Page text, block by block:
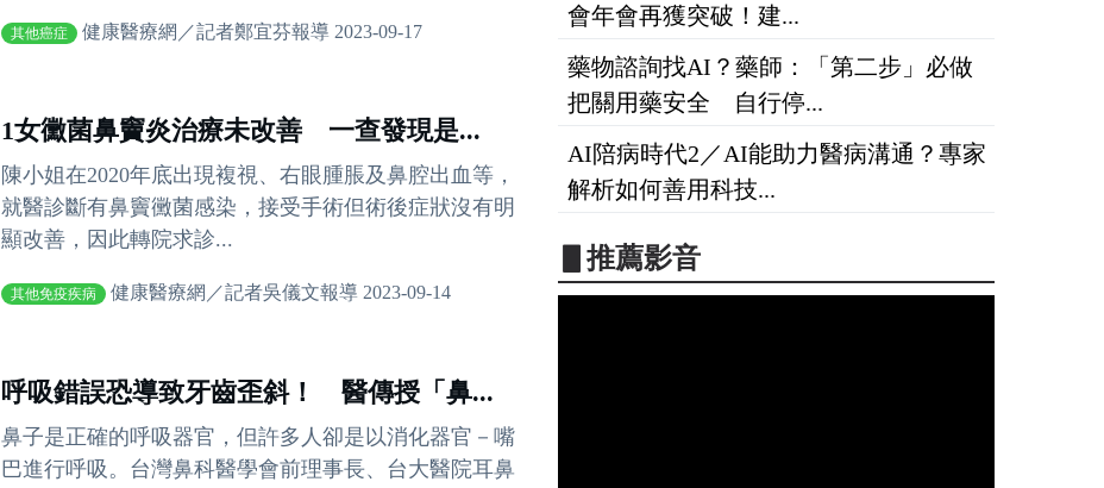
其他癌症 健康醫療網／記者鄭宜芬報導 2023-09-17
1女黴菌鼻竇炎治療未改善 一查發現是...
陳小姐在2020年底出現複視、右眼腫脹及鼻腔出血等，
就醫診斷有鼻竇黴菌感染，接受手術但術後症狀沒有明
顯改善，因此轉院求診...
其他免疫疾病 健康醫療網／記者吳儀文報導 2023-09-14
呼吸錯誤恐導致牙齒歪斜！ 醫傳授「鼻...
鼻子是正確的呼吸器官，但許多人卻是以消化器官－嘴
巴進行呼吸。台灣鼻科醫學會前理事長、台大醫院耳鼻
會年會再獲突破！建...
藥物諮詢找AI？藥師：「第二步」必做
把關用藥安全 自行停...
AI陪病時代2／AI能助力醫病溝通？專家
解析如何善用科技...
▋推薦影音